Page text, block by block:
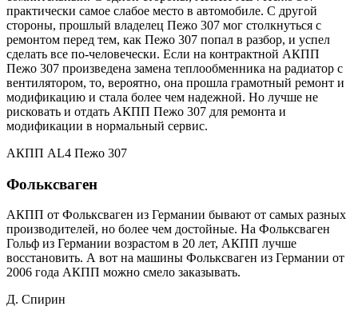
практически самое слабое место в автомобиле. С другой
стороны, прошлый владелец Пежо 307 мог столкнуться с
ремонтом перед тем, как Пежо 307 попал в разбор, и успел
сделать все по-человечески. Если на контрактной АКПП
Пежо 307 произведена замена теплообменника на радиатор с
вентилятором, то, вероятно, она прошла грамотный ремонт и
модификацию и стала более чем надежной. Но лучше не
рисковать и отдать АКПП Пежо 307 для ремонта и
модификации в нормальный сервис.
АКПП AL4 Пежо 307
Фольксваген
АКПП от Фольксваген из Германии бывают от самых разных
производителей, но более чем достойные. На Фольксваген
Гольф из Германии возрастом в 20 лет, АКПП лучше
восстановить. А вот на машины Фольксваген из Германии от
2006 года АКПП можно смело заказывать.
Д. Спирин